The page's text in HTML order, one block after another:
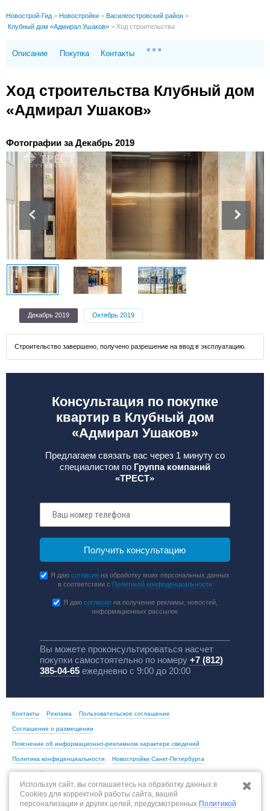
Новострой-Гид > Новостройки > Василеостровский район >
Клубный дом «Адмирал Ушаков» > Ход строительства
Описание Покупка Контакты
Ход строительства Клубный дом
«Адмирал Ушаков»
Фотографии за Декабрь 2019
Декабрь 2019 Октябрь 2019
Строительство завершено, получено разрешение на ввод в эксплуатацию.
Консультация по покупке
квартир в Клубный дом
«Адмирал Ушаков»
Предлагаем связать вас через 1 минуту со
специалистом по Группа компаний
«ТРЕСТ»
Я даюсогласие на обработку моих персональных данных
в соответствии с Политикой конфиденциальности
Я даю согласиена получение рекламы, новостей,
информационных рассылок
Вы можете проконсультироваться насчет
покупки самостоятельно по номеру +7 (812)
385-04-65ежедневно с 9:00 до 20:00
Контакты Реклама Пользовательское соглашение
Соглашение о размещении
Пояснение об информационно-рекламном характере сведений
Политика конфиденциальности Новостройки Санкт-Петербурга
Новостройки Москвы
Используя сайт, вы соглашаетесь на обработку данных в
Cookies для корректной работы сайта, вашей
персонализации и других целей, предусмотренных Политикой